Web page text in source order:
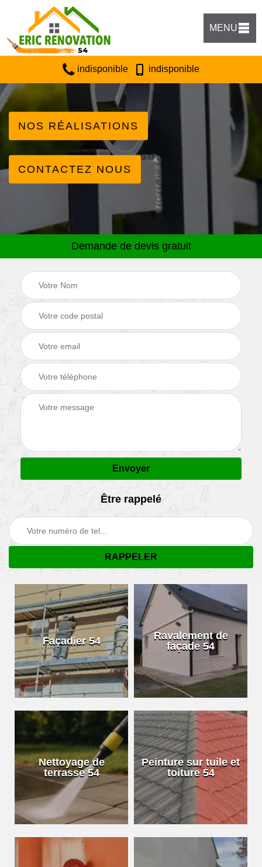
MENU
indisponible indisponible
NOS RÉALISATIONS
CONTACTEZ NOUS
Demande de devis gratuit
Être rappelé
Façadier 54
Ravalement de
façade 54
Nettoyage de
terrasse 54
Peinture sur tuile et
toiture 54